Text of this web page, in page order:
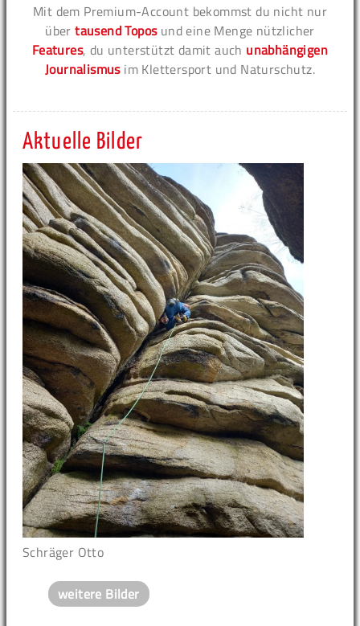
Mit dem Premium-Account bekommst du nicht nur
übertausend Toposund eine Menge nützlicher
Features, du unterstützt damit auch unabhängigen
Journalismusim Klettersport und Naturschutz.
Aktuelle Bilder
Schräger Otto
weitere Bilder